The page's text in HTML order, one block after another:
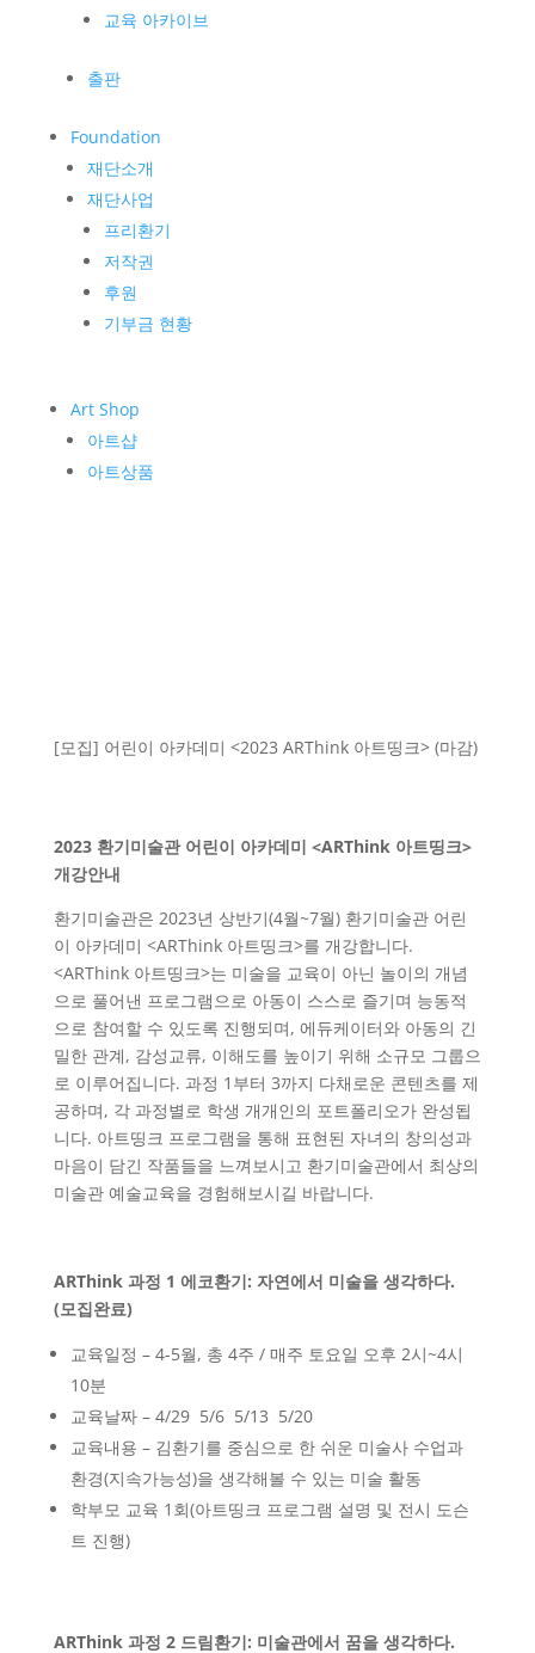
교육 아카이브
출판
Foundation
재단소개
재단사업
프리환기
저작권
후원
기부금 현황
Art Shop
아트샵
아트상품
[모집] 어린이 아카데미 <2023 ARThink 아트띵크> (마감)
2023 환기미술관 어린이 아카데미 <ARThink 아트띵크>
개강안내
환기미술관은 2023년 상반기(4월~7월) 환기미술관 어린
이 아카데미 <ARThink 아트띵크>를 개강합니다.
<ARThink 아트띵크>는 미술을 교육이 아닌 놀이의 개념
으로 풀어낸 프로그램으로 아동이 스스로 즐기며 능동적
으로 참여할 수 있도록 진행되며, 에듀케이터와 아동의 긴
밀한 관계, 감성교류, 이해도를 높이기 위해 소규모 그룹으
로 이루어집니다. 과정 1부터 3까지 다채로운 콘텐츠를 제
공하며, 각 과정별로 학생 개개인의 포트폴리오가 완성됩
니다. 아트띵크 프로그램을 통해 표현된 자녀의 창의성과
마음이 담긴 작품들을 느껴보시고 환기미술관에서 최상의
미술관 예술교육을 경험해보시길 바랍니다.
ARThink 과정 1 에코환기: 자연에서 미술을 생각하다.
(모집완료)
교육일정 – 4-5월, 총 4주 / 매주 토요일 오후 2시~4시
10분
교육날짜 – 4/29 5/6 5/13 5/20
교육내용 – 김환기를 중심으로 한 쉬운 미술사 수업과
환경(지속가능성)을 생각해볼 수 있는 미술 활동
학부모 교육 1회(아트띵크 프로그램 설명 및 전시 도슨
트 진행)
ARThink 과정 2 드림환기: 미술관에서 꿈을 생각하다.